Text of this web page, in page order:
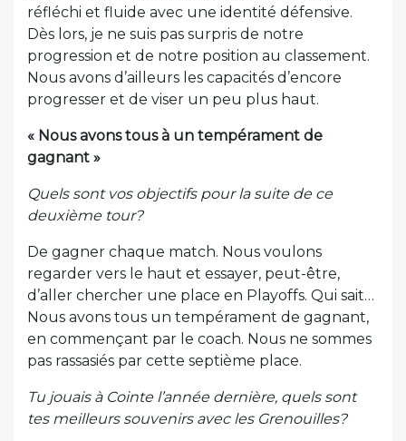
réfléchi et fluide avec une identité défensive.
Dès lors, je ne suis pas surpris de notre
progression et de notre position au classement.
Nous avons d’ailleurs les capacités d’encore
progresser et de viser un peu plus haut.
« Nous avons tous à un tempérament de
gagnant »
Quels sont vos objectifs pour la suite de ce
deuxième tour?
De gagner chaque match. Nous voulons
regarder vers le haut et essayer, peut-être,
d’aller chercher une place en Playoffs. Qui sait…
Nous avons tous un tempérament de gagnant,
en commençant par le coach. Nous ne sommes
pas rassasiés par cette septième place.
Tu jouais à Cointe l’année dernière, quels sont
tes meilleurs souvenirs avec les Grenouilles?